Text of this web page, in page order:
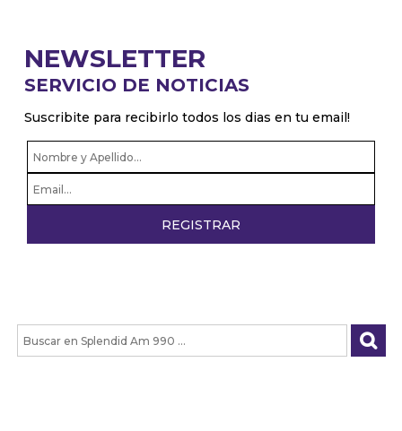
NEWSLETTER
SERVICIO DE NOTICIAS
Suscribite para recibirlo todos los dias en tu email!